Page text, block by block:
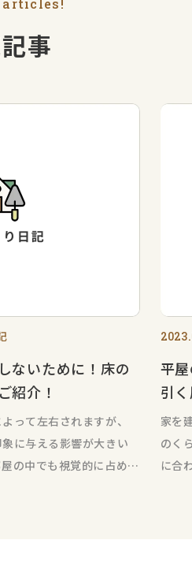
articles!
事
ないために！床の
紹介！
って左右されますが、
に与える影響が大きい
の中でも視覚的に占める
平
引
家を
のく
に合